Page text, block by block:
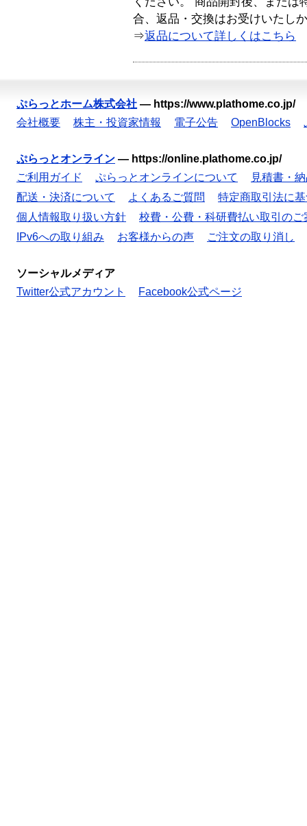
合、返品・交換はお受けいたし
⇒返品について詳しくはこちら
ぷらっとホーム株式会社 — https://www.plathome.co.jp/
会社概要
株主・投資家情報 電子公告 OpenBlocks
ぷらっとオンライン — https://online.plathome.co.jp/
ご利用ガイド
ぷらっとオンラインについて
見積書・
配送・決済について
よくあるご質問
特定商取引法に
個人情報取り扱い方針
校費・公費・科研費払い取引のご
IPv6への取り組み
お客様からの声 ご注文の取り消し
ソーシャルメディア
Twitter公式アカウント
Facebook公式ページ